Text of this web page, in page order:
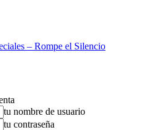
– Rompe el Silencio
tu nombre de usuario
tu contraseña